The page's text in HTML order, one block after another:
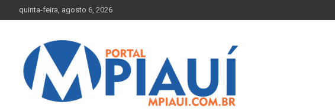
to
quinta-feira, agosto 6, 2026